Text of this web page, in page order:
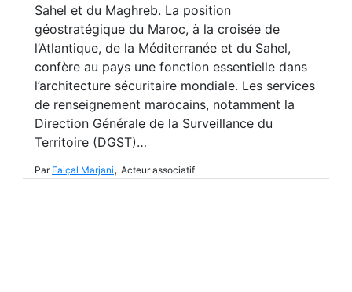
Sahel et du Maghreb. La position
géostratégique du Maroc, à la croisée de
l’Atlantique, de la Méditerranée et du Sahel,
confère au pays une fonction essentielle dans
l’architecture sécuritaire mondiale. Les services
de renseignement marocains, notamment la
Direction Générale de la Surveillance du
Territoire (DGST)…
Par Faiçal Marjani, Acteur associatif